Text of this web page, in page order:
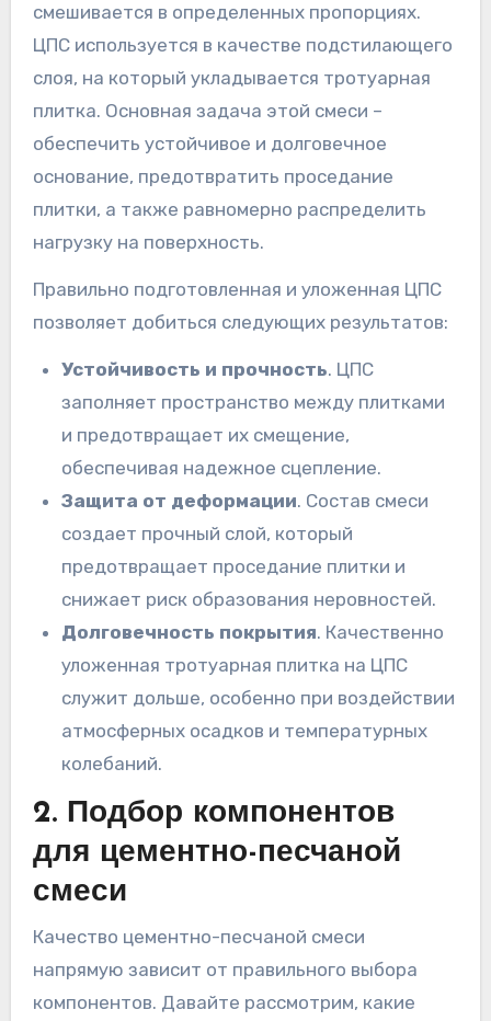
смешивается в определенных пропорциях.
ЦПС используется в качестве подстилающего
слоя, на который укладывается тротуарная
плитка. Основная задача этой смеси –
обеспечить устойчивое и долговечное
основание, предотвратить проседание
плитки, а также равномерно распределить
нагрузку на поверхность.
Правильно подготовленная и уложенная ЦПС
позволяет добиться следующих результатов:
Устойчивость и прочность. ЦПС
заполняет пространство между плитками
и предотвращает их смещение,
обеспечивая надежное сцепление.
Защита от деформации. Состав смеси
создает прочный слой, который
предотвращает проседание плитки и
снижает риск образования неровностей.
Долговечность покрытия. Качественно
уложенная тротуарная плитка на ЦПС
служит дольше, особенно при воздействии
атмосферных осадков и температурных
колебаний.
2. Подбор компонентов
для цементно-песчаной
смеси
Качество цементно-песчаной смеси
напрямую зависит от правильного выбора
компонентов. Давайте рассмотрим, какие